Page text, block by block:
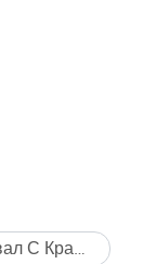
Гидравлический Мобильный Самосвал С Краном Массовая покупка